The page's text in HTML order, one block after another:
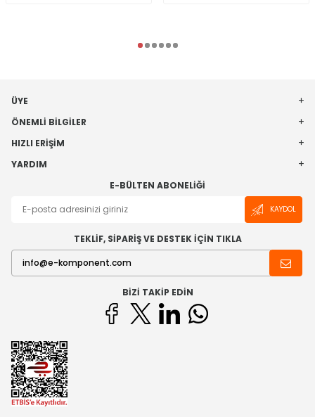
ÜYE
ÖNEMLI BILGILER
HIZLI ERIŞIM
YARDIM
E-BÜLTEN ABONELIĞI
KAYDOL
TEKLİF, SİPARİŞ VE DESTEK İÇİN TIKLA
BIZI TAKIP EDIN